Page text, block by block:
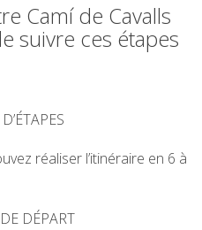
Camí de Cavalls
suivre ces étapes
réaliser l’itinéraire en 6 à
DÉPART